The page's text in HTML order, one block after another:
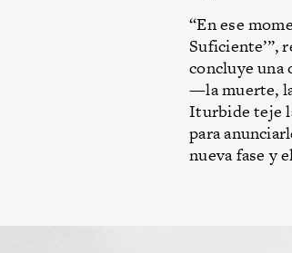
“En ese
Suficiente’”,
concluye una
—la muerte,
Iturbide teje
para
nueva fase y